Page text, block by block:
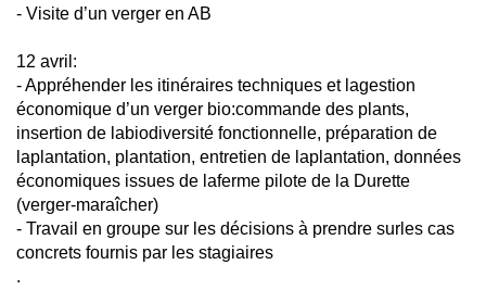
- Visite d’un verger en AB
12 avril:
- Appréhender les itinéraires techniques et lagestion
économique d’un verger bio:commande des plants,
insertion de labiodiversité fonctionnelle, préparation de
laplantation, plantation, entretien de laplantation, données
économiques issues de laferme pilote de la Durette
(verger-maraîcher)
- Travail en groupe sur les décisions à prendre surles cas
concrets fournis par les stagiaires
.